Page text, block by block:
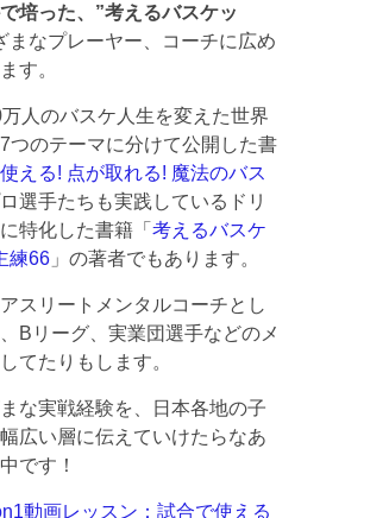
培った、”考えるバスケッ
まなプレーヤー、コーチに広め
す。
人のバスケ人生を変えた世界
つのテーマに分けて公開した書
える! 点が取れる! 魔法のバス
ロ選手たちも実践しているドリ
特化した書籍「考えるバスケ
練66 」の著者でもあります。
スリートメンタルコーチとし
Bリーグ、実業団選手などのメ
てたりもします。
な実戦経験を、日本各地の子
広い層に伝えていけたらなあ
です！
動画レッスン：試合で使える